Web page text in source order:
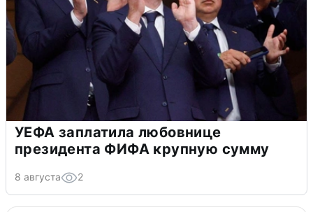
УЕФА заплатила любовнице
президента ФИФА крупную сумму
8 августа 2